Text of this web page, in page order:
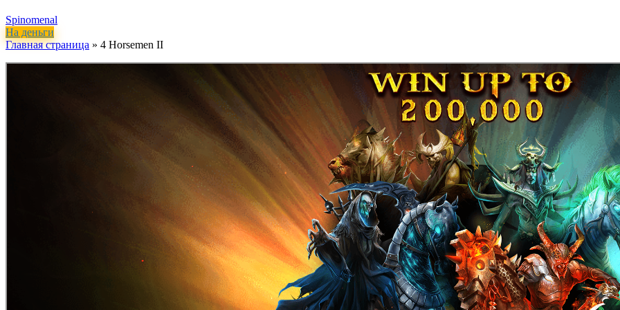
Spinomenal
На деньги
Главная страница » 4 Horsemen II